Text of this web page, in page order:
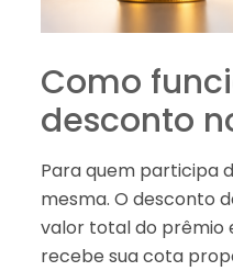
Como
desconto
Para quem participa
mesma. O desconto
valor total do prêmio
recebe sua cota